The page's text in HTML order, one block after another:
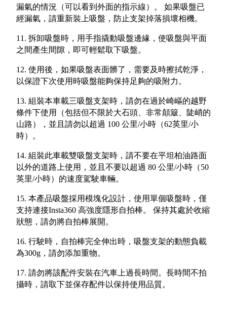
漏氣的情況（可以看到外面的指示線）。 如果吸盤已
經漏氣，請重新裝上吸盤，防止支架掉落損壞相機。
11. 拆卸吸盤時，用手指撬動吸盤邊緣，使吸盤與平面
之間產生間隙，即可輕鬆取下吸盤。
12. 使用後，如果吸盤表面髒了，需要及時擦拭乾淨，
以保證下次使用時吸盤能夠保持足夠的吸附力。
13. 組裝本車載三吸盤支架時，請勿在過於崎嶇的越野
條件下使用（包括但不限於大石頭、非常顛簸、陡峭的
山路），並且請勿以超過 100 公里/小時（62英里/小
時）。
14. 組裝此車載雙吸盤支架時，請不要在平坦柏油路面
以外的道路上使用，並且不要以超過 80 公里/小時（50
英里/小時）的速度駕駛車輛。
15. 本產品吸盤採用模塊化設計，使用單個吸盤時，僅
支持連接Insta360 高強度隱形自拍棒。 保持其處於收縮
狀態，請勿將自拍棒展開。
16. 行駛時，自拍棒完全伸出時，吸盤支架的動態負載
為300g，請勿添加重物。
17. 請勿將該配件安裝在汽車上過長時間。長時間不拍
攝時，請取下並保存配件以保持使用品質。